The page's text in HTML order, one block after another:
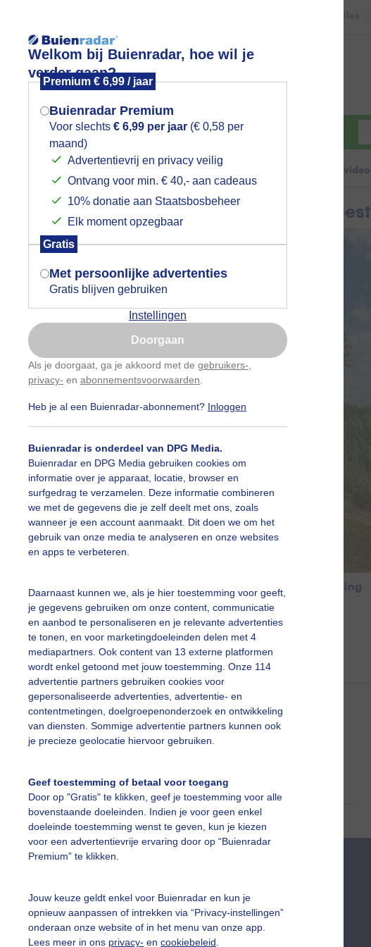
Welkom bij Buienradar, hoe wil je
verder gaan?
Premium € 6,99 / jaar
Buienradar Premium
Voor slechts € 6,99 per jaar (€ 0,58 per
maand)
Advertentievrij en privacy veilig
Ontvang voor min. € 40,- aan cadeaus
10% donatie aan Staatsbosbeheer
Elk moment opzegbaar
Gratis
Met persoonlijke advertenties
Gratis blijven gebruiken
Instellingen
Doorgaan
Als je doorgaat, ga je akkoord met de gebruikers-
privacy- en abonnementsvoorwaarden
Heb je al een Buienradar-abonnement? Inloggen
Buienradar is onderdeel van DPG Media.
Buienradar en DPG Media gebruiken cookies om
informatie over je apparaat, locatie, browser en
surfgedrag te verzamelen. Deze informatie combineren
we met de gegevens die je zelf deelt met ons, zoals
wanneer je een account aanmaakt. Dit doen we om het
gebruik van onze media te analyseren en onze websites
en apps te verbeteren.
Daarnaast kunnen we, als je hier toestemming voor geeft,
je gegevens gebruiken om onze content, communicatie
en aanbod te personaliseren en je relevante advertenties
te tonen, en voor marketingdoeleinden delen met 4
mediapartners. Ook content van 13 externe platformen
wordt enkel getoond met jouw toestemming. Onze 114
advertentie partners gebruiken cookies voor
gepersonaliseerde advertenties, advertentie- en
contentmetingen, doelgroepenonderzoek en ontwikkeling
van diensten. Sommige advertentie partners kunnen ook
je precieze geolocatie hiervoor gebruiken.
Geef toestemming of betaal voor toegang
Door op "Gratis" te klikken, geef je toestemming voor alle
bovenstaande doeleinden. Indien je voor geen enkel
doeleinde toestemming wenst te geven, kun je kiezen
voor een advertentievrije ervaring door op “Buienradar
Premium” te klikken.
Jouw keuze geldt enkel voor Buienradar en kun je
opnieuw aanpassen of intrekken via “Privacy-instellingen”
onderaan onze website of in het menu van onze app.
Lees meer in ons privacy- en cookiebeleid
Files
Foto en video Weerzine
Zoeken in foto &
bewolking en wind masr ook
hond Desi van 12 moest toch even uitrusten tijdens de wandeling
Astrid Wiessner Hoog Gemaakt: 07-06-2026, 53x bekeken
Wolken Wind
slideshow
Een moment geduld aub...
vragen
De Bilt
Mogen we je locatie gebruiken voor
het weer?
Indien je hier nog geen akkoord op hebt
gegeven, verschijnt er zo een pop-up uit
je browser waarin deze toestemming
gevraagd wordt.
Is goed, toon de popup
Nu niet, misschien later
Gebruik je Safari en wil je niet elke dag deze pop-up
Klikhierom dit aan te passen